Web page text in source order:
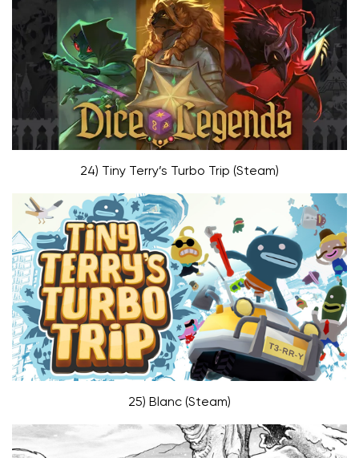
24) Tiny Terry’s Turbo Trip (Steam)
25) Blanc (Steam)